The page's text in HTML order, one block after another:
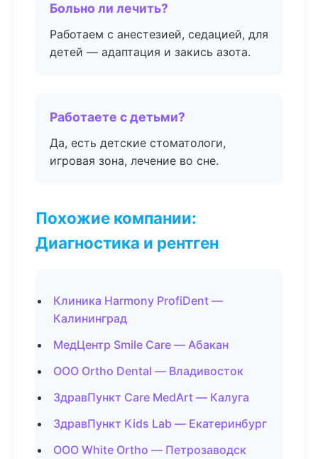
Больно ли лечить?
Работаем с анестезией, седацией, для
детей — адаптация и закись азота.
Работаете с детьми?
Да, есть детские стоматологи,
игровая зона, лечение во сне.
Похожие компании:
Диагностика и рентген
Клиника Harmony ProfiDent —
Калининград
МедЦентр Smile Care — Абакан
ООО Ortho Dental — Владивосток
ЗдравПункт Care MedArt — Калуга
ЗдравПункт Kids Lab — Екатеринбург
ООО White Ortho — Петрозаводск